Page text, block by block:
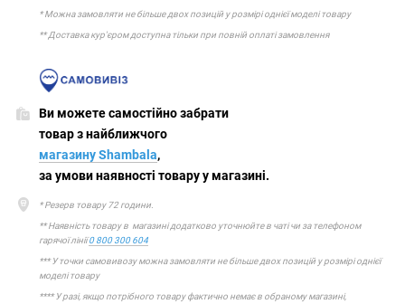
* Можна замовляти не більше двох позицій у розмірі однієї моделі товару
** Доставка кур'єром доступна тільки при повній оплаті замовлення
Ви можете самостійно забрати
товар з найближчого
магазину Shambala,
за умови наявності товару у магазині.
* Резерв товару 72 години.
** Наявність товару в магазині додатково уточнюйте в чаті чи за телефоном
гарячої лінії0 800 300 604
*** У точки самовивозу можна замовляти не більше двох позицій у розмірі однієї
моделі товару
**** У разі, якщо потрібного товару фактично немає в обраному магазині,